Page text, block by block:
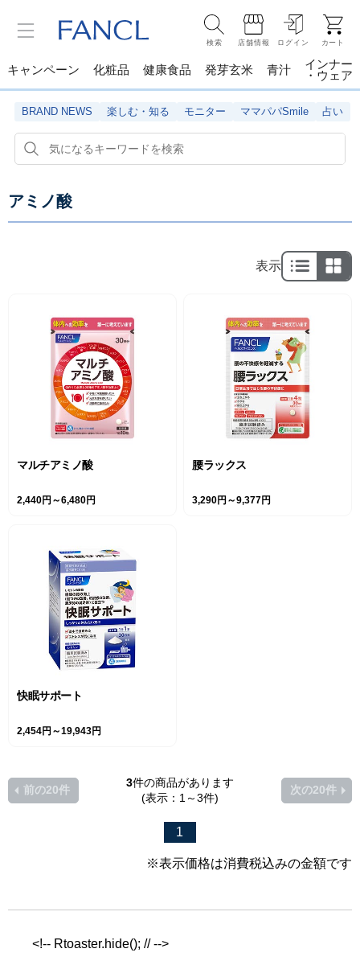
検索 店舗情報 ログイン カート
キャンペーン 化粧品 健康食品 発芽玄米 青汁
インナー
・ウェア
BRAND NEWS 楽しむ・知る モニター ママパパSmile 占い
アミノ酸
表示
マルチアミノ酸
2,440円～6,480円
腰ラックス
3,290円～9,377円
快眠サポート
2,454円～19,943円
3件の商品があります
(表示：1～3件)
前の20件
1
次の20件
※表示価格は消費税込みの金額です